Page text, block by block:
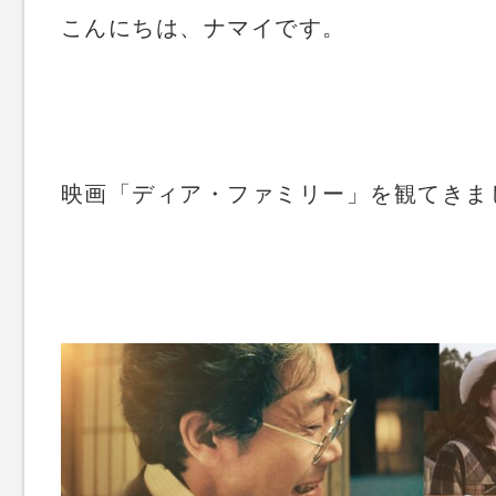
こんにちは、ナマイです。
映画「ディア・ファミリー」を観てきま